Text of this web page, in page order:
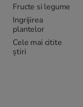
Fructe si legume
Ingrijirea
plantelor
Cele mai citite
știri